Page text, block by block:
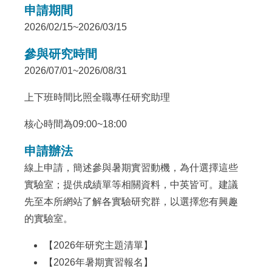
申請期間
2026/02/15~2026/03/15
參與研究時間
2026/07/01~2026/08/31
上下班時間比照全職專任研究助理
核心時間為09:00~18:00
申請辦法
線上申請，簡述參與暑期實習動機，為什選擇這些
實驗室；提供成績單等相關資料，中英皆可。建議
先至本所網站了解各實驗研究群，以選擇您有興趣
的實驗室。
【 2026年研究主題清單】
【 2026年暑期實習報名 】